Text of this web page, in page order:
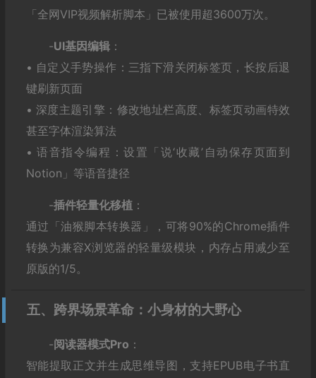
「全网VIP视频解析脚本」已被使用超3600万次。
-‌UI基因编辑‌：
• 自定义手势操作：三指下滑关闭标签页，长按后退
键刷新页面
• 深度主题引擎：修改地址栏高度、标签页动画特效
甚至字体渲染算法
• 语音指令编程：设置「说‘收藏’自动保存页面到
Notion」等语音捷径
-‌插件轻量化移植‌：
通过「油猴脚本转换器」，可将90%的Chrome插件
转换为兼容X浏览器的轻量级模块，内存占用减少至
原版的1/5。
五、跨界场景革命：小身材的大野心
-‌阅读器模式Pro ‌：
智能提取正文并生成思维导图，支持EPUB电子书直